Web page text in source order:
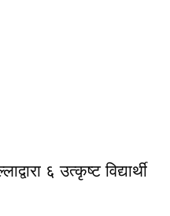
६ उत्कृष्ट विद्यार्थी